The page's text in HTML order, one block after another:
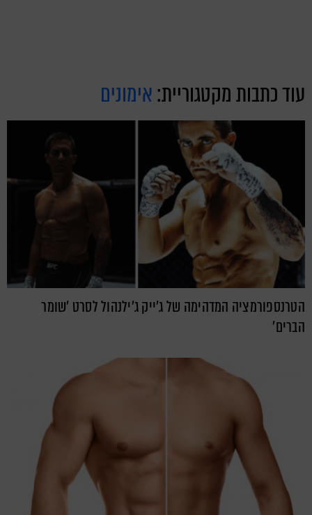
עוד כתבות מקטגוריית:אימונים
הטרנספורמציה המדהימה של ג'ייק ג'ילנהול לסרט 'שומר
הברים'